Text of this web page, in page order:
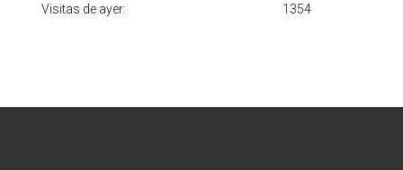
1354
Visitas de ayer: